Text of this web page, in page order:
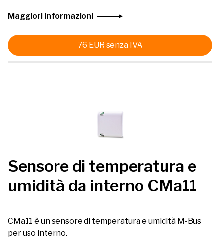
Maggiori informazioni
76 EUR senza IVA
Sensore di temperatura e
umidità da interno CMa11
CMa11 è un sensore di temperatura e umidità M-Bus
per uso interno.